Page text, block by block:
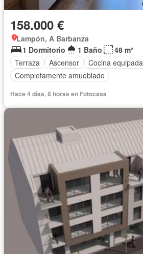
158.000 €
Lampón, A Barbanza
1 Dormitorio
1 Baño
48 m²
Terraza
Ascensor
Cocina equipada
Completamente amueblado
Hace 4 días, 8 horas en Fotocasa